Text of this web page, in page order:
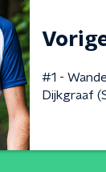
#1 -
Dijkgraaf